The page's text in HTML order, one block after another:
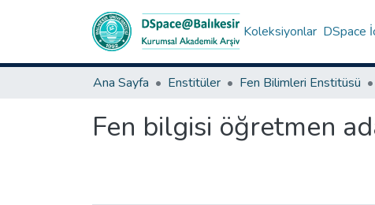
Koleksiyonlar DSpace
Ana Sayfa Enstitüler Fen Bilimleri Enstitüsü
Fen bilgisi öğretmen